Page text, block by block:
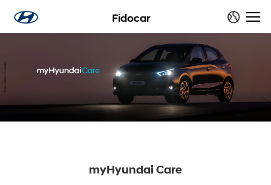
Fidocar
myHyundai Care